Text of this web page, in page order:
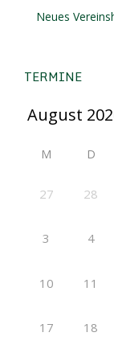
Neues
TERMINE
M D
27 28
3 4
10 11
17 18